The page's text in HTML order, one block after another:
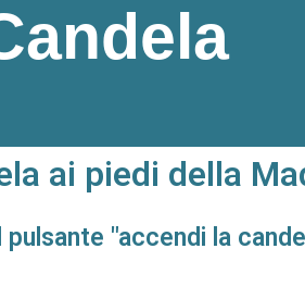
ai piedi della
"accendi la